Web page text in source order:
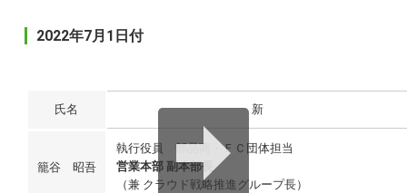
2022年7月1日付
氏名 新
籠谷 昭吾
執行役員 部品商・ＦＣ団体担当
営業本部 副本部長
（兼 クラウド戦略推進グループ長）